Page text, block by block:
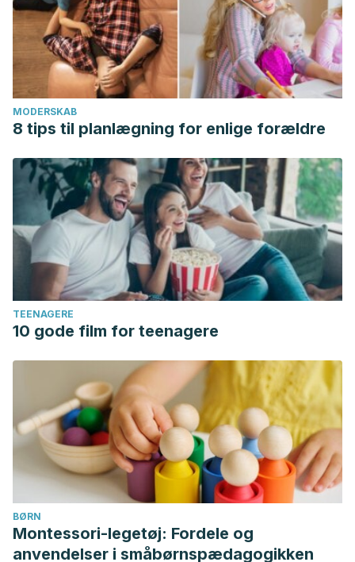
MODERSKAB
8 tips til planlægning for enlige forældre
TEENAGERE
10 gode film for teenagere
BØRN
Montessori-legetøj: Fordele og
anvendelser i småbørnspædagogikken